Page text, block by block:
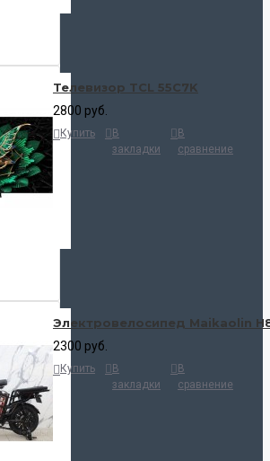
Телевизор TCL 55C7K
2800 руб.
Купить
В
закладки
В
сравнение
Электровелосипед Maikaolin
2300 руб.
Купить
В
закладки
В
сравнение